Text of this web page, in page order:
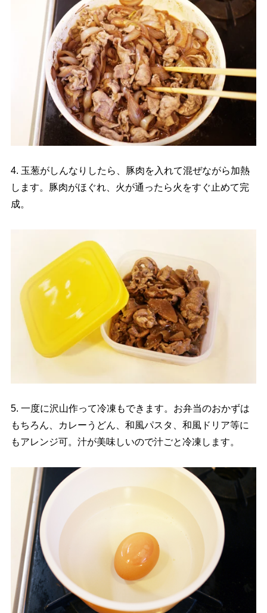
4. 玉葱がしんなりしたら、豚肉を入れて混ぜながら加熱
します。豚肉がほぐれ、火が通ったら火をすぐ止めて完
成。
5. 一度に沢山作って冷凍もできます。お弁当のおかずは
もちろん、カレーうどん、和風パスタ、和風ドリア等に
もアレンジ可。汁が美味しいので汁ごと冷凍します。